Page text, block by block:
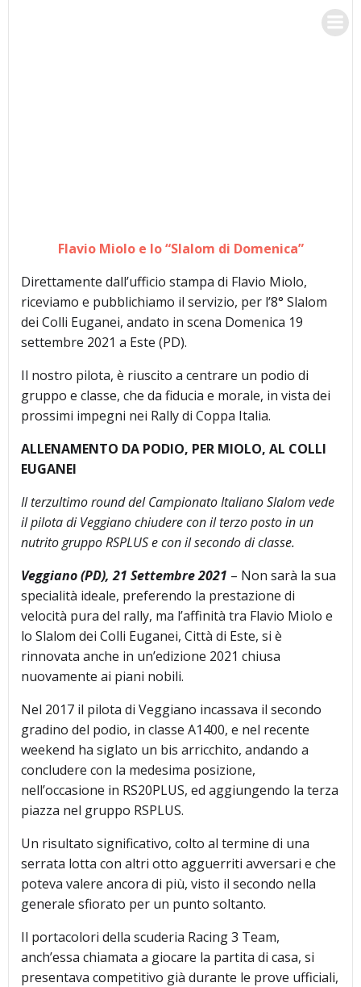
Flavio Miolo e lo “Slalom di Domenica”
Direttamente dall’ufficio stampa di Flavio Miolo,
riceviamo e pubblichiamo il servizio, per l’8° Slalom
dei Colli Euganei, andato in scena Domenica 19
settembre 2021 a Este (PD).
Il nostro pilota, è riuscito a centrare un podio di
gruppo e classe, che da fiducia e morale, in vista dei
prossimi impegni nei Rally di Coppa Italia.
ALLENAMENTO DA PODIO, PER MIOLO, AL COLLI
EUGANEI
Il terzultimo round del Campionato Italiano Slalom vede
il pilota di Veggiano chiudere con il terzo posto in un
nutrito gruppo RSPLUS e con il secondo di classe.
Veggiano (PD), 21 Settembre 2021 – Non sarà la sua
specialità ideale, preferendo la prestazione di
velocità pura del rally, ma l’affinità tra Flavio Miolo e
lo Slalom dei Colli Euganei, Città di Este, si è
rinnovata anche in un’edizione 2021 chiusa
nuovamente ai piani nobili.
Nel 2017 il pilota di Veggiano incassava il secondo
gradino del podio, in classe A1400, e nel recente
weekend ha siglato un bis arricchito, andando a
concludere con la medesima posizione,
nell’occasione in RS20PLUS, ed aggiungendo la terza
piazza nel gruppo RSPLUS.
Un risultato significativo, colto al termine di una
serrata lotta con altri otto agguerriti avversari e che
poteva valere ancora di più, visto il secondo nella
generale sfiorato per un punto soltanto.
Il portacolori della scuderia Racing 3 Team,
anch’essa chiamata a giocare la partita di casa, si
presentava competitivo già durante le prove ufficiali,